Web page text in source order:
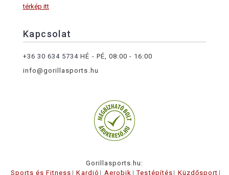
térkép itt
Kapcsolat
+36 30 634 5734 HÉ - PÉ, 08:00 - 16:00
info@gorillasports.hu
Gorillasports.hu:
Sports és Fitness
Kardió Aerobik Testépítés Küzdősport